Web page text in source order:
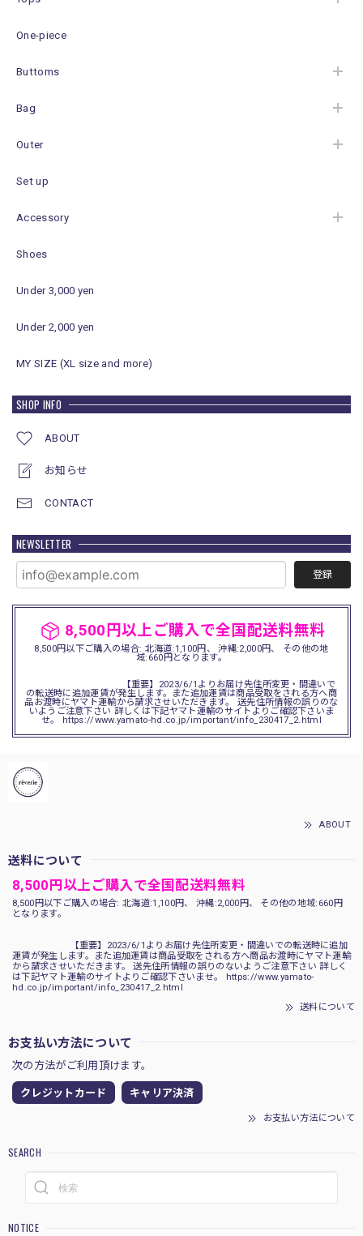
One-piece
Buttoms
Bag
Outer
Set up
Accessory
Shoes
Under 3,000 yen
Under 2,000 yen
MY SIZE (XL size and more)
SHOP INFO
ABOUT
お知らせ
CONTACT
NEWSLETTER
登録
8,500円以上ご購入で全国配送料無料
8,500円以下ご購入の場合: 北海道:1,100円、 沖縄:2,000円、 その他の地
域:660円となります。
【重要】2023/6/1よりお届け先住所変更・間違いで
の転送時に追加運賃が発生します。また追加運賃は商品受取をされる方へ商
品お渡時にヤマト運輸から請求させいただきます。 送先住所情報の誤りのな
いようご注意下さい 詳しくは下記ヤマト運輸のサイトよりご確認下さいま
せ。 https://www.yamato-hd.co.jp/important/info_230417_2.html
ABOUT
送料について
8,500円以上ご購入で全国配送料無料
8,500円以下ご購入の場合: 北海道:1,100円、 沖縄:2,000円、 その他の地域:660円
となります。
【重要】2023/6/1よりお届け先住所変更・間違いでの転送時に追加
運賃が発生します。また追加運賃は商品受取をされる方へ商品お渡時にヤマト運輸
から請求させいただきます。 送先住所情報の誤りのないようご注意下さい 詳しく
は下記ヤマト運輸のサイトよりご確認下さいませ。 https://www.yamato-
hd.co.jp/important/info_230417_2.html
送料について
お支払い方法について
次の方法がご利用頂けます。
クレジットカード キャリア決済
お支払い方法について
SEARCH
NOTICE